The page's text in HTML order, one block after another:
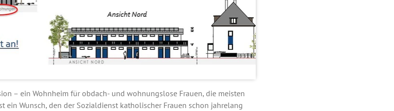
– ein Wohnheim für obdach- und wohnungslose Frauen, die meisten
ein Wunsch, den der Sozialdienst katholischer Frauen schon jahrelang